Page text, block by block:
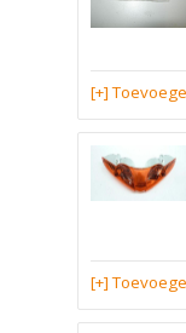
[+]
[+]